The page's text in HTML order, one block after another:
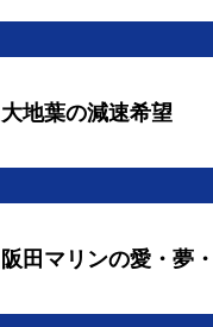
大地葉の減速希望
阪田マリンの愛・夢